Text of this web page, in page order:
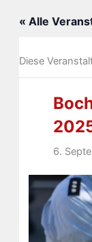
« Alle
Diese
6.